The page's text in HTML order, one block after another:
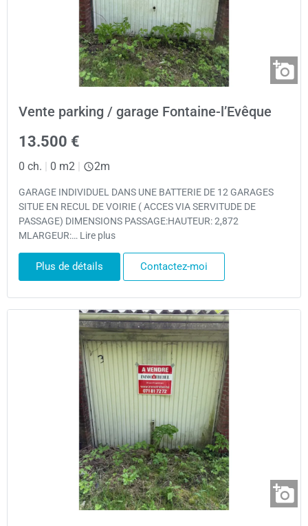
Vente parking / garage Fontaine-l’Evêque
13.500 €
0 ch. 0 m2 2m
GARAGE INDIVIDUEL DANS UNE BATTERIE DE 12 GARAGES
SITUE EN RECUL DE VOIRIE ( ACCES VIA SERVITUDE DE
PASSAGE) DIMENSIONS PASSAGE:HAUTEUR: 2,872
MLARGEUR:… Lire plus
Plus de détails Contactez-moi